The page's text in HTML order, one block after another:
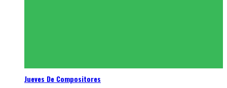
Jueves De Compositores